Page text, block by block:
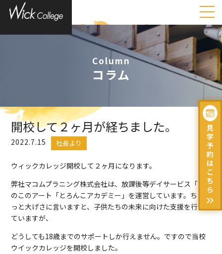
Column
コラム
開校して２ヶ月が経ちました。
2022.7.15 社長より
ウィックカレッジ開校して２ヶ月になります。
弊社マコムプラニング株式会社は、放課後等デイサービス「こ
のこのアート「とろんこアカデミー」を運営しています。ちょ
っと大げさに言いますと、子供たちの未来に向けた支援を行っ
ていますが、
どうしても18歳までのサポートしか行えません。ですので当校
ウイックカレッジを開校しました。